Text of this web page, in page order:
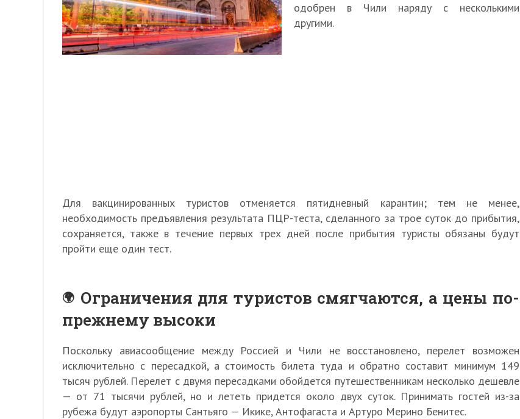
одобрен в Чили наряду с несколькими
другими.
Для вакцинированных туристов отменяется пятидневный карантин; тем не менее,
необходимость предъявления результата ПЦР-теста, сделанного за трое суток до прибытия,
сохраняется, также в течение первых трех дней после прибытия туристы обязаны будут
пройти еще один тест.
Ограничения для туристов смягчаются, а цены по-
прежнему высоки
Поскольку авиасообщение между Россией и Чили не восстановлено, перелет возможен
исключительно с пересадкой, а стоимость билета туда и обратно составит минимум 149
тысяч рублей. Перелет с двумя пересадками обойдется путешественникам несколько дешевле
— от 71 тысячи рублей, но и лететь придется около двух суток. Принимать гостей из-за
рубежа будут аэропорты Сантьяго — Икике, Антофагаста и Артуро Мерино Бенитес.